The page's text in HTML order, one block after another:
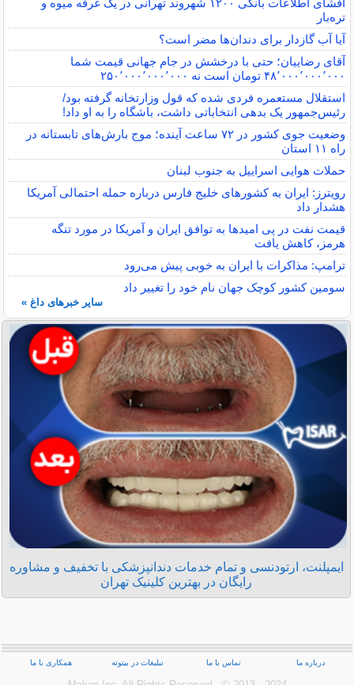
افشای اطلاعات بانکی ۱۲۰۰ شهروند تهرانی در یک غرفه میوه و
تره‌بار
آیا آب گازدار برای دندان‌ها مضر است؟
آقای رضاییان؛ حتی با درخشش در جام جهانی قیمت شما
۴۸٬۰۰۰٬۰۰۰٬۰۰۰ تومان است نه ۲۵۰٬۰۰۰٬۰۰۰٬۰۰۰
استقلال مستعمره فردی شده که قول وزارتخانه گرفته بود/
رئیس‌جمهور یک بدهی انتخاباتی داشت، باشگاه را به او داد!
وضعیت جوی کشور در ۷۲ ساعت آینده؛ موج بارش‌های تابستانه در
راه ۱۱ استان
حملات هوایی اسراییل به جنوب لبنان
رویترز: ایران به کشورهای خلیج فارس درباره حمله احتمالی آمریکا
هشدار داد
قیمت نفت در پی امیدها به توافق ایران و آمریکا در مورد تنگه
هرمز، کاهش یافت
ترامپ: مذاکرات با ایران به خوبی پیش می‌رود
سومین کشور کوچک جهان نام خود را تغییر داد
سایر خبرهای داغ »
ایمپلنت، ارتودنسی و تمام خدمات دندانپزشکی با تخفیف و مشاوره
رایگان در بهترین کلینیک تهران
درباره ما تماس با ما تبلیغات در بیتوته همکاری با ما